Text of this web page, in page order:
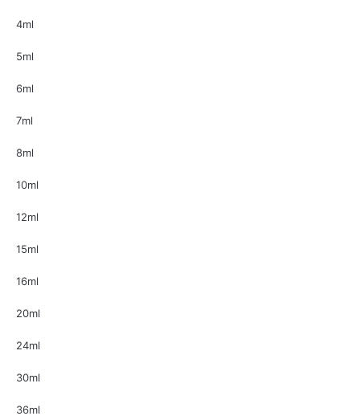
4ml
5ml
6ml
7ml
8ml
10ml
12ml
15ml
16ml
20ml
24ml
30ml
36ml